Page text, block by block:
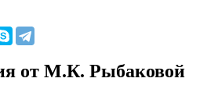
от М.К. Рыбаковой